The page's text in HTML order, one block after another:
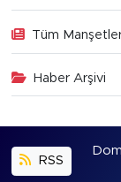
Tüm
Haber Arşivi
RSS